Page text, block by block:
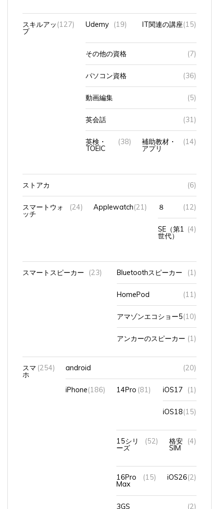
スキルアッ
プ
(127) Udemy (19) IT関連の講座(15)
その他の資格 (7)
パソコン資格 (36)
動画編集 (5)
英会話 (31)
英検・
TOEIC
(38) 補助教材・
アプリ
(14)
ストアカ (6)
スマートウォ
ッチ
(24) Applewatch(21) ８ (12)
SE（第1
世代）
(4)
スマートスピーカー (23) Bluetoothスピーカー (1)
HomePod (11)
アマゾンエコショー5(10)
アンカーのスピーカー (1)
スマ
ホ
(254) android (20)
iPhone (186) 14Pro (81) iOS17 (1)
iOS18(15)
15シリ
ーズ
(52) 格安
SIM
(4)
16Pro
Max
(15) iOS26(2)
3GS (2)